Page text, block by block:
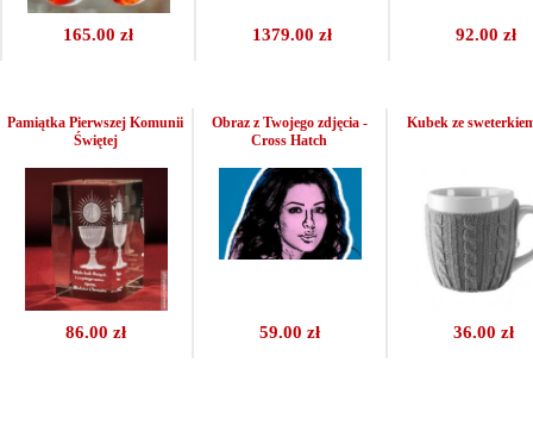
165.00 zł 1379.00 zł 92.00 zł
86.00 zł
Pamiątka Pierwszej Komunii
Świętej
59.00 zł
Obraz z Twojego zdjęcia -
Cross Hatch
36.00 zł
Kubek ze